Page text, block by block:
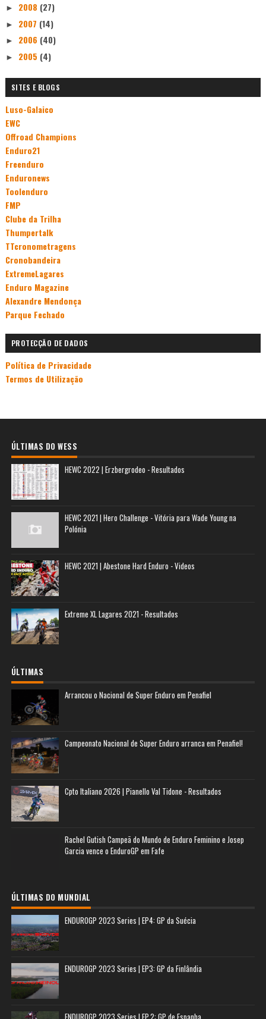
► 2008 (27)
► 2007 (14)
► 2006 (40)
► 2005 (4)
SITES E BLOGS
Luso-Galaico
EWC
Offroad Champions
Enduro21
Freenduro
Enduronews
Toolenduro
FMP
Clube da Trilha
Thumpertalk
TTcronometragens
Cronobandeira
ExtremeLagares
Enduro Magazine
Alexandre Mendonça
Parque Fechado
PROTECÇÃO DE DADOS
Política de Privacidade
Termos de Utilização
ÚLTIMAS DO WESS
HEWC 2022 | Erzbergrodeo - Resultados
HEWC 2021 | Hero Challenge - Vitória para Wade Young na
Polónia
HEWC 2021 | Abestone Hard Enduro - Videos
Extreme XL Lagares 2021 - Resultados
ÚLTIMAS
Arrancou o Nacional de Super Enduro em Penafiel
Campeonato Nacional de Super Enduro arranca em Penafiel!
Cpto Italiano 2026 | Pianello Val Tidone - Resultados
Rachel Gutish Campeã do Mundo de Enduro Feminino e Josep
Garcia vence o EnduroGP em Fafe
ÚLTIMAS DO MUNDIAL
ENDUROGP 2023 Series | EP4: GP da Suécia
ENDUROGP 2023 Series | EP3: GP da Finlândia
ENDUROGP 2023 Series | EP.2: GP de Espanha